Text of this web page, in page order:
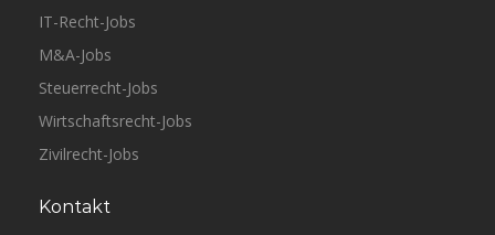
IT-Recht-Jobs
M&A-Jobs
Steuerrecht-Jobs
Wirtschaftsrecht-Jobs
Zivilrecht-Jobs
Kontakt